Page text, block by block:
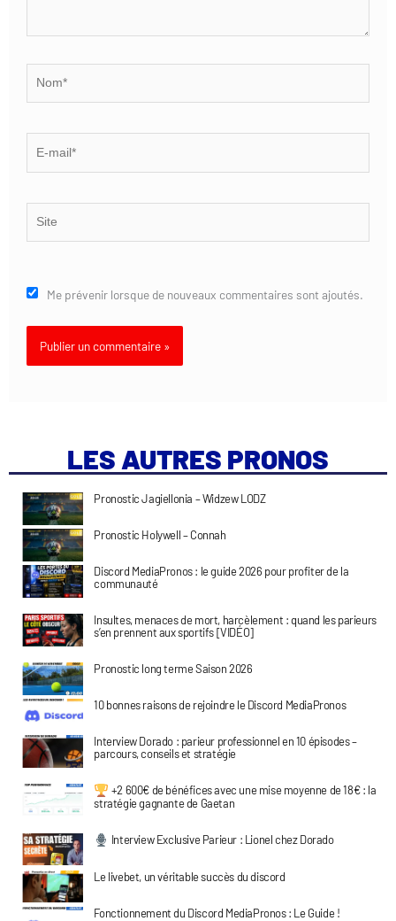
mail*
Me prévenir lorsque de nouveaux commentaires sont ajoutés.
LES AUTRES PRONOS
Pronostic Jagiellonia – Widzew LODZ
Pronostic Holywell – Connah
Discord MediaPronos : le guide 2026 pour profiter de la
communauté
Insultes, menaces de mort, harcèlement : quand les parieurs
s’en prennent aux sportifs [VIDÉO]
Pronostic long terme Saison 2026
10 bonnes raisons de rejoindre le Discord MediaPronos
Interview Dorado : parieur professionnel en 10 épisodes –
parcours, conseils et stratégie
+2 600€ de bénéfices avec une mise moyenne de 18€ : la
stratégie gagnante de Gaetan
Interview Exclusive Parieur : Lionel chez Dorado
Le livebet, un véritable succès du discord
Fonctionnement du Discord MediaPronos : Le Guide !